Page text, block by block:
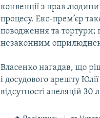
конвенції з прав людини
процесу. Екс-прем’єр
поводження та тортури;
незаконним
Власенко нагадав, що
і досудового арешту
відсутності апеляцій 30